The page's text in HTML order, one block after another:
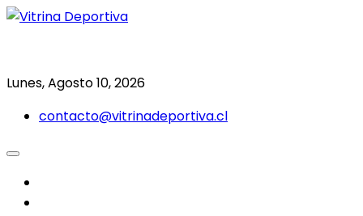
Saltar
Lunes, Agosto 10, 2026
contacto@vitrinadeportiva.cl